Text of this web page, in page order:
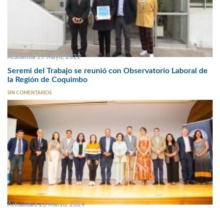
Academia 19 Mayo, 2022
Seremi del Trabajo se reunió con Observatorio Laboral de
la Región de Coquimbo
SIN COMENTARIOS
Actualidad 23 Marzo, 2024